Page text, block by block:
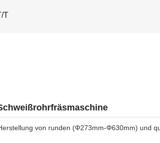
T
von runden (Φ273mm-Φ630mm) und